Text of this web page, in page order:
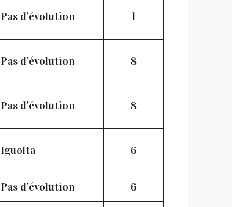
Pas d’évolution 1
Pas d’évolution 8
Pas d’évolution 8
Iguolta 6
Pas d’évolution 6